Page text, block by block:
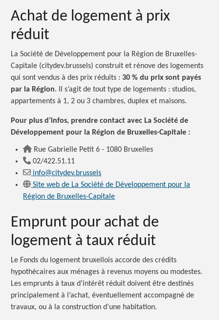
Achat de logement à prix
réduit
La Société de Développement pour la Région de Bruxelles-
Capitale (citydev.brussels) construit et rénove des logements
qui sont vendus à des prix réduits : 30 % du prix sont payés
par la Région. Il s’agit de tout type de logements : studios,
appartements à 1, 2 ou 3 chambres, duplex et maisons.
Pour plus d’infos, prendre contact avec La Société de
Développement pour la Région de Bruxelles-Capitale :
Rue Gabrielle Petit 6 - 1080 Bruxelles
02/422.51.11
info@citydev.brussels
Site web de La Société de Développement pour la
Région de Bruxelles-Capitale
Emprunt pour achat de
logement à taux réduit
Le Fonds du logement bruxellois accorde des crédits
hypothécaires aux ménages à revenus moyens ou modestes.
Les emprunts à taux d’intérêt réduit doivent être destinés
principalement à l’achat, éventuellement accompagné de
travaux, ou à la construction d’une habitation.